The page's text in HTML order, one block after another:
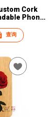
Cork
Phone
查询